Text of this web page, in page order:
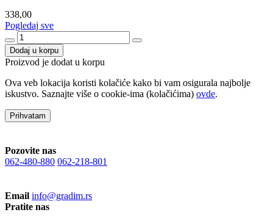
338,00
Pogledaj sve
Dodaj u korpu
Proizvod je dodat u korpu
Ova veb lokacija koristi kolačiće kako bi vam osigurala najbolje
iskustvo. Saznajte više o cookie-ima (kolačićima) ovde.
Prihvatam
Pozovite nas
062-480-880 062-218-801
Email info@gradim.rs
Pratite nas